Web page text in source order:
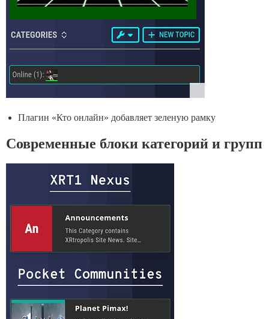
Плагин «Кто онлайн» добавляет зеленую рамку
Современные блоки категорий и групп